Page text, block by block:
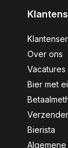
Over ons
Vacatures
Bier met
Bierista